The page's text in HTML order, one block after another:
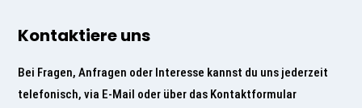
Kontaktiere uns
Bei Fragen, Anfragen oder Interesse kannst du uns jederzeit
telefonisch, via E-Mail oder über das Kontaktformular